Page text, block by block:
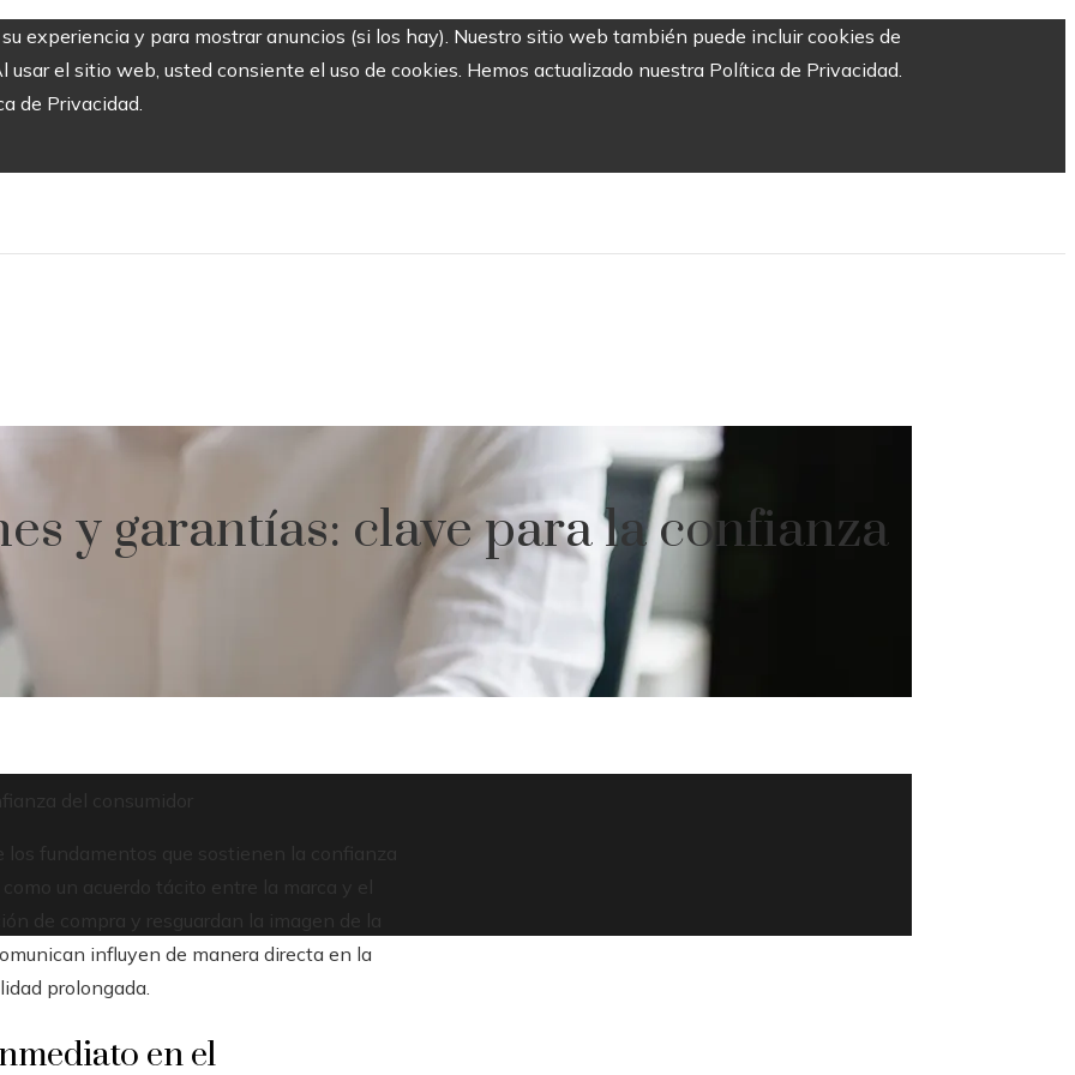
experiencia y para mostrar anuncios (si los hay). Nuestro sitio web también puede incluir cookies de
el sitio web, usted consiente el uso de cookies. Hemos actualizado nuestra Política de Privacidad.
de Privacidad.
y garantías: clave para la confianza
del consumidor
fundamentos que sostienen la confianza
un acuerdo tácito entre la marca y el
de compra y resguardan la imagen de la
influyen de manera directa en la
prolongada.
en el